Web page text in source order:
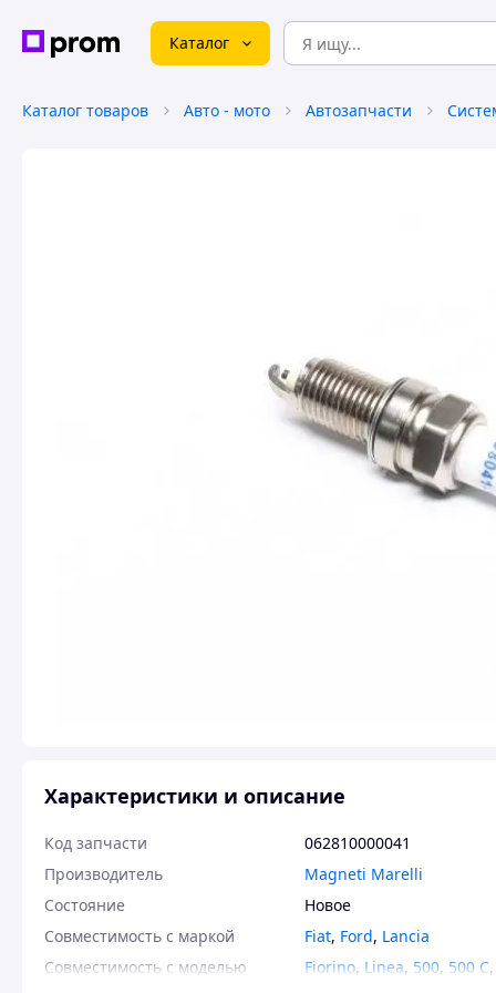
Каталог
Каталог товаров Авто - мото Автозапчасти
Характеристики и описание
Код запчасти
062810000041
Производитель
Magneti Marelli
Состояние
Новое
Совместимость с маркой
Fiat, Ford, Lancia
Совместимость с моделью
Fiorino, Linea, 500, 500 C,